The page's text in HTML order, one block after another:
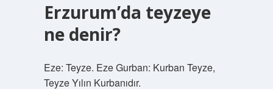
Erzurum’da teyzeye
ne denir?
Eze: Teyze. Eze Gurban: Kurban Teyze,
Teyze Yılın Kurbanıdır.